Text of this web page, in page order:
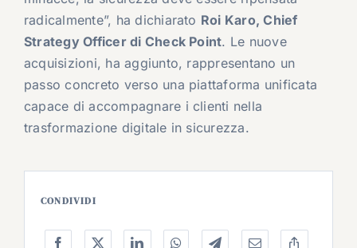
radicalmente”, ha dichiarato Roi Karo, Chief
Strategy Officer di Check Point. Le nuove
acquisizioni, ha aggiunto, rappresentano un
passo concreto verso una piattaforma unificata
capace di accompagnare i clienti nella
trasformazione digitale in sicurezza.
CONDIVIDI